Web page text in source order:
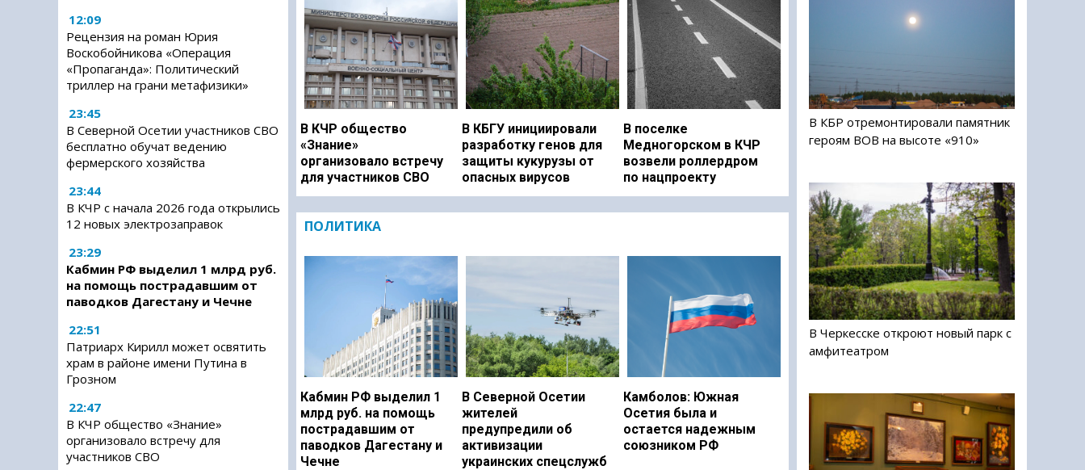
12:09
Рецензия на роман Юрия
Воскобойникова «Операция
«Пропаганда»: Политический
триллер на грани метафизики»
23:45
В Северной Осетии участников СВО
бесплатно обучат ведению
фермерского хозяйства
23:44
В КЧР с начала 2026 года открылись
12 новых электрозаправок
23:29
Кабмин РФ выделил 1 млрд руб.
на помощь пострадавшим от
паводков Дагестану и Чечне
22:51
Патриарх Кирилл может освятить
храм в районе имени Путина в
Грозном
22:47
В КЧР общество «Знание»
организовало встречу для
участников СВО
В КЧР общество
«Знание»
организовало встречу
для участников СВО
В КБГУ инициировали
разработку генов для
защиты кукурузы от
опасных вирусов
В поселке
Медногорском в КЧР
возвели роллердром
по нацпроекту
ПОЛИТИКА
Кабмин РФ выделил 1
млрд руб. на помощь
пострадавшим от
паводков Дагестану и
Чечне
В Северной Осетии
жителей
предупредили об
активизации
украинских спецслужб
Камболов: Южная
Осетия была и
остается надежным
союзником РФ
В КБР отремонтировали памятник
героям ВОВ на высоте «910»
В Черкесске откроют новый парк с
амфитеатром